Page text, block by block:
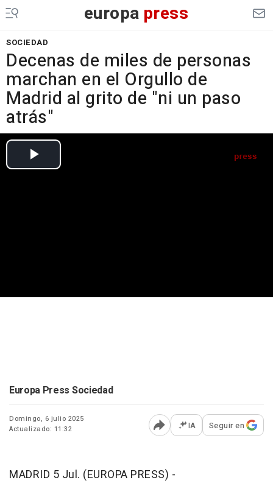
europa press
SOCIEDAD
Decenas de miles de personas
marchan en el Orgullo de
Madrid al grito de "ni un paso
atrás"
Europa Press Sociedad
Domingo, 6 julio 2025
Actualizado: 11:32
Abrir opciones para
IA Seguir en
MADRID 5 Jul. (EUROPA PRESS) -